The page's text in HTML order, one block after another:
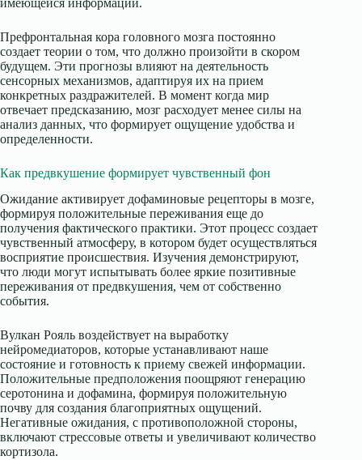
Префронтальная кора головного мозга постоянно
создает теории о том, что должно произойти в скором
будущем. Эти прогнозы влияют на деятельность
сенсорных механизмов, адаптируя их на прием
конкретных раздражителей. В момент когда мир
отвечает предсказанию, мозг расходует менее силы на
анализ данных, что формирует ощущение удобства и
определенности.
Как предвкушение формирует чувственный фон
Ожидание активирует дофаминовые рецепторы в мозге,
формируя положительные переживания еще до
получения фактического практики. Этот процесс создает
чувственный атмосферу, в котором будет осуществляться
восприятие происшествия. Изучения демонстрируют,
что люди могут испытывать более яркие позитивные
переживания от предвкушения, чем от собственно
события.
Вулкан Рояль воздействует на выработку
нейромедиаторов, которые устанавливают наше
состояние и готовность к приему свежей информации.
Положительные предположения поощряют генерацию
серотонина и дофамина, формируя положительную
почву для создания благоприятных ощущений.
Негативные ожидания, с противоположной стороны,
включают стрессовые ответы и увеличивают количество
кортизола.